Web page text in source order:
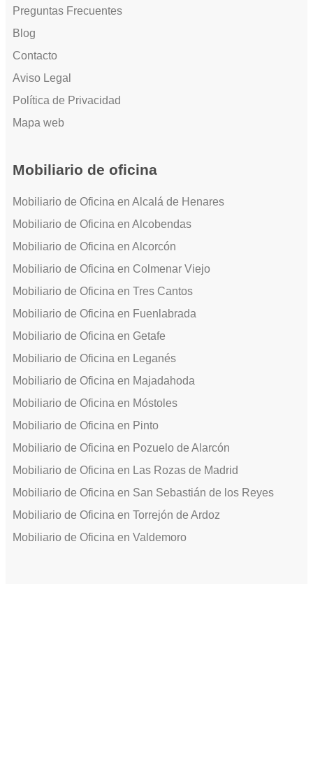
Preguntas Frecuentes
Blog
Contacto
Aviso Legal
Política de Privacidad
Mapa web
Mobiliario de oficina
Mobiliario de Oficina en Alcalá de Henares
Mobiliario de Oficina en Alcobendas
Mobiliario de Oficina en Alcorcón
Mobiliario de Oficina en Colmenar Viejo
Mobiliario de Oficina en Tres Cantos
Mobiliario de Oficina en Fuenlabrada
Mobiliario de Oficina en Getafe
Mobiliario de Oficina en Leganés
Mobiliario de Oficina en Majadahoda
Mobiliario de Oficina en Móstoles
Mobiliario de Oficina en Pinto
Mobiliario de Oficina en Pozuelo de Alarcón
Mobiliario de Oficina en Las Rozas de Madrid
Mobiliario de Oficina en San Sebastián de los Reyes
Mobiliario de Oficina en Torrejón de Ardoz
Mobiliario de Oficina en Valdemoro